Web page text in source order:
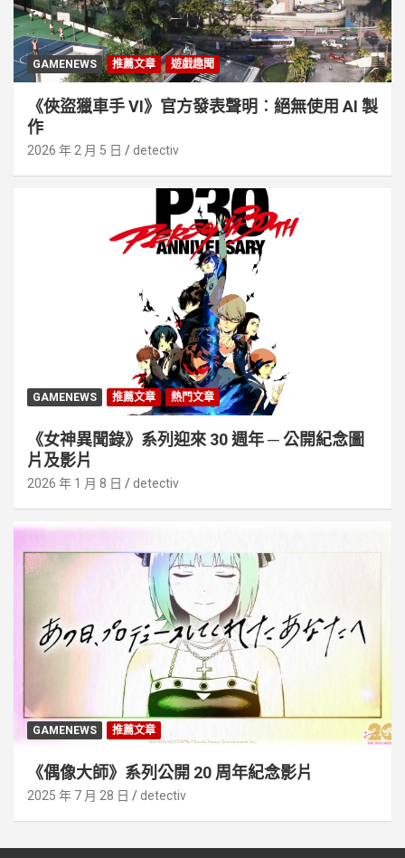
GAMENEWS 推薦文章 遊戲趣聞
《俠盜獵車手 VI》官方發表聲明︰絕無使用 AI 製
作
2026 年 2 月 5 日 detectiv
GAMENEWS 推薦文章 熱門文章
《女神異聞錄》系列迎來 30 週年 ─ 公開紀念圖
片及影片
2026 年 1 月 8 日 detectiv
GAMENEWS 推薦文章
《偶像大師》系列公開 20 周年紀念影片
2025 年 7 月 28 日 detectiv